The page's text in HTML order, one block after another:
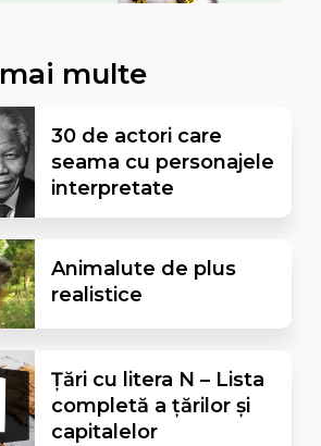
multe
30 de actori care
seama cu personajele
interpretate
Animalute de plus
realistice
Țări cu litera N – Lista
completă a țărilor și
capitalelor